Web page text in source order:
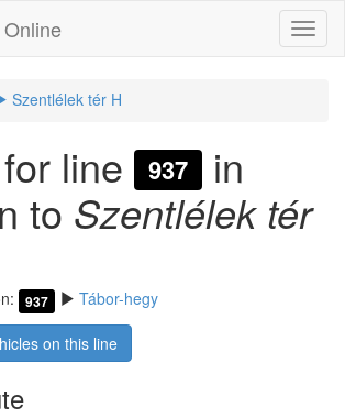
Szentlélek tér H
line 937
in
to Szentlélek tér
937 Tábor-hegy
on this line